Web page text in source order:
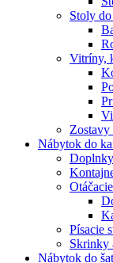
Stoly
Vitríny,
Zostavy
Nábytok do
Písacie
Skrinky
Nábytok do